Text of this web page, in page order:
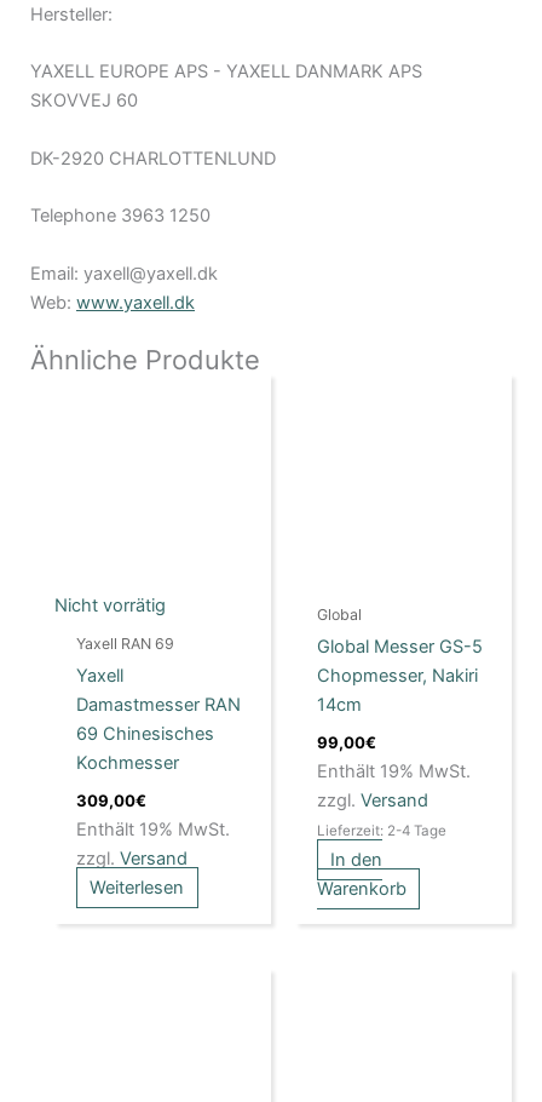
Hersteller:
YAXELL EUROPE APS - YAXELL DANMARK APS
SKOVVEJ 60
DK-2920 CHARLOTTENLUND
Telephone 3963 1250
Email: yaxell@yaxell.dk
Web: www.yaxell.dk
Ähnliche Produkte
Nicht vorrätig
Yaxell RAN 69
Yaxell
Damastmesser RAN
69 Chinesisches
Kochmesser
309,00€
Enthält 19% MwSt.
zzgl. Versand
Weiterlesen
Global
Global Messer GS-5
Chopmesser, Nakiri
14cm
99,00€
Enthält 19% MwSt.
zzgl. Versand
Lieferzeit: 2-4 Tage
In den
Warenkorb